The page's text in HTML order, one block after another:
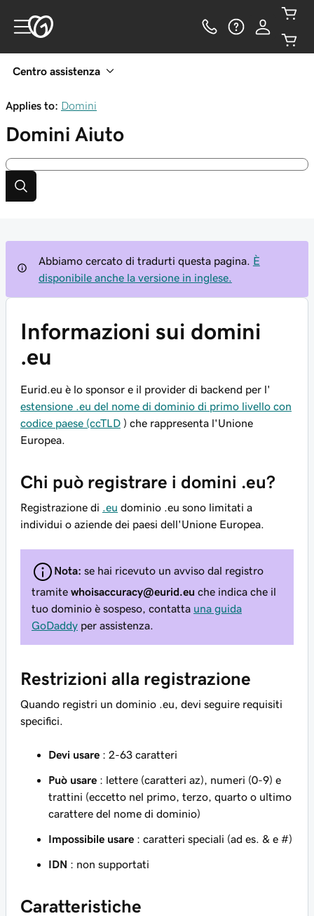
Centro assistenza
Applies to: Domini
Domini Aiuto
Abbiamo cercato di tradurti questa pagina.
È
disponibile anche la versione in inglese.
Informazioni sui domini
.eu
Eurid.eu è lo sponsor e il provider di backend per l'
estensione .eu del nome di dominio di primo livello con
codice paese (ccTLD ) che rappresenta l'Unione
Europea.
Chi può registrare i domini .eu?
Registrazione di .eu dominio .eu sono limitati a
individui o aziende dei paesi dell'Unione Europea.
Nota: se hai ricevuto un avviso dal registro
tramite whoisaccuracy@eurid.eu che indica che il
tuo dominio è sospeso, contatta una guida
GoDaddy per assistenza.
Restrizioni alla registrazione
Quando registri un dominio .eu, devi seguire requisiti
specifici.
Devi usare : 2-63 caratteri
Può usare : lettere (caratteri az), numeri (0-9) e
trattini (eccetto nel primo, terzo, quarto o ultimo
carattere del nome di dominio)
Impossibile usare : caratteri speciali (ad es. & e #)
IDN : non supportati
Caratteristiche